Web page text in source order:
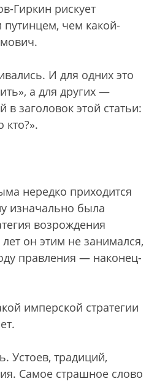
Гиркин рискует
чем какой-
И для одних это
а для других —
заголовок этой статьи:
кто?».
нередко приходится
изначально была
возрождения
он этим не занимался,
правления — наконец-
имперской стратегии
Устоев, традиций,
Самое страшное слово